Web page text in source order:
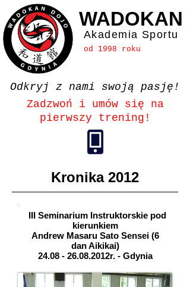
WADOKAN
Akademia Sportu
od 1998 roku
Odkryj z nami swoją pasję!
Zadzwoń i umów się na
pierwszy trening!
Kronika 2012
III Seminarium Instruktorskie pod
kierunkiem
Andrew Masaru Sato Sensei (6
dan Aikikai)
24.08 - 26.08.2012r.- Gdynia